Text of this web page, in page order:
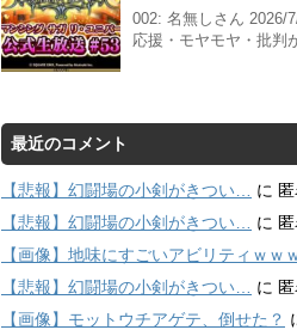
002: 名無しさん 2026/
応援・モヤモヤ・批判
最近のコメント
【悲報】幻闘場の小剣がきつい… に
【悲報】幻闘場の小剣がきつい…
に
【画像】地味にすごいアビリティｗｗ
【悲報】幻闘場の小剣がきつい…
に
【画像】モットウチアゲテ、倒せた？